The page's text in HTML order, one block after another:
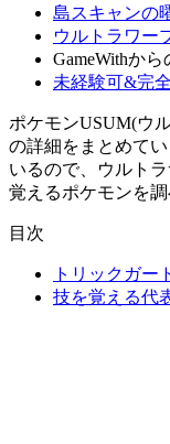
島スキャンの
ウルトラワー
GameWithか
未経験可&完
ポケモンUSUM(ウ
の詳細をまとめて
いるので、ウルト
覚えるポケモンを
目次
トリックガー
技を覚える代